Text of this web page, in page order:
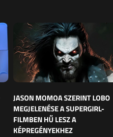
JASON MOMOA SZERINT LOBO
MEGJELENÉSE A SUPERGIRL-
FILMBEN HŰ LESZ A
KÉPREGÉNYEKHEZ